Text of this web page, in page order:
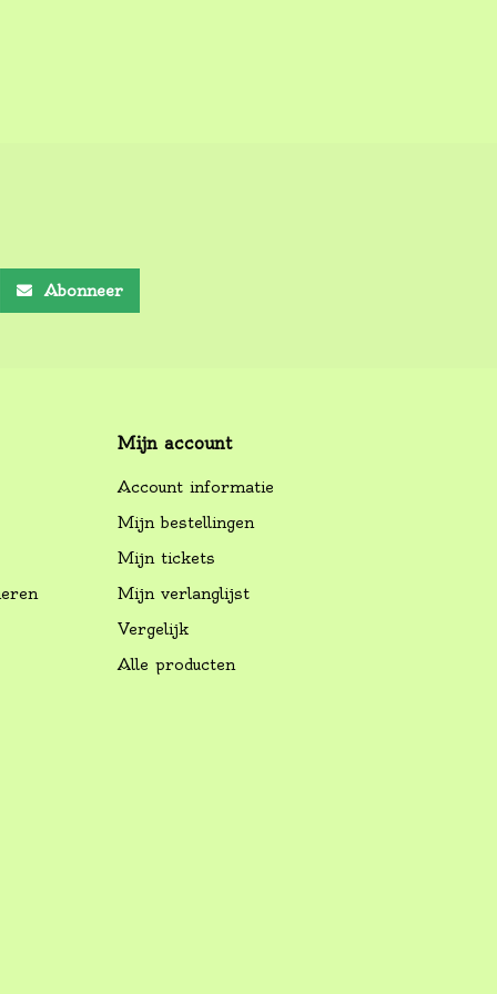
Abonneer
Mijn account
Account informatie
Mijn bestellingen
Mijn tickets
Mijn verlanglijst
Vergelijk
Alle producten